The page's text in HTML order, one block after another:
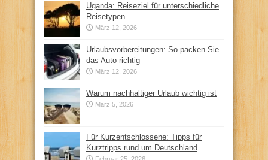
Uganda: Reiseziel für unterschiedliche
Reisetypen
März 12, 2026
Urlaubsvorbereitungen: So packen Sie
das Auto richtig
März 12, 2026
Warum nachhaltiger Urlaub wichtig ist
März 5, 2026
Für Kurzentschlossene: Tipps für
Kurztripps rund um Deutschland
Februar 25, 2026